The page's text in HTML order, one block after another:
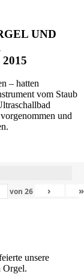
UND
– hatten
vom Staub
und
von 26 › »
unsere
Orgel.